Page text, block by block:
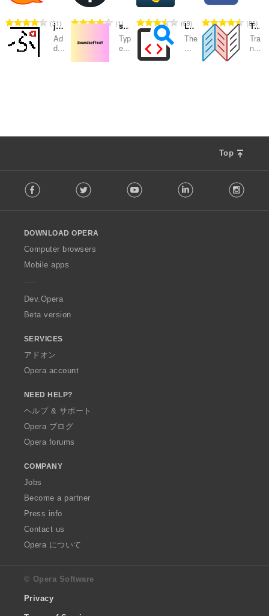
：
：
：
：
評
価
の
31
評
価
の
1
評
価
の
69
評
価
の
88
jisho-pitcher
Ad
d...
：
soundsoftext
Typ
e...
：
Language toolkit
The
...
：
Translation Comparison
Tra
n...
：
Top
o
w
O
p
a
Facebook Twitter Youtube LinkedIn
DOWNLOAD OPERA
Computer browsers
Mobile apps
Dev.Opera
Beta version
SERVICES
アドオン
Opera account
NEED HELP?
ヘルプ & サポート
Opera ブログ
Opera forums
COMPANY
Jobs
Become a partner
Press info
Contact us
Opera について
© Opera Software
Privacy